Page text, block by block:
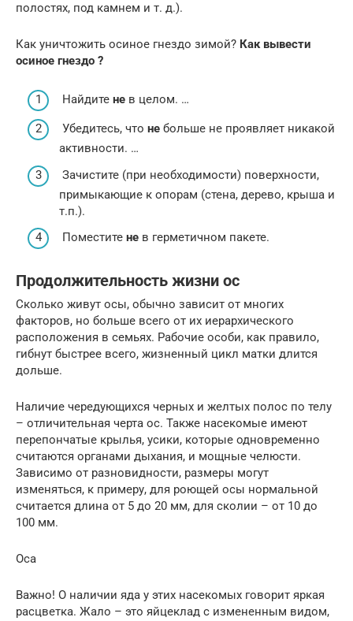
полостях, под камнем и т. д.).
Как уничтожить осиное гнездо зимой? Как вывести
осиное гнездо ?
Найдите не в целом. …
Убедитесь, что не больше не проявляет никакой
активности. …
Зачистите (при необходимости) поверхности,
примыкающие к опорам (стена, дерево, крыша и
т.п.).
Поместите не в герметичном пакете.
Продолжительность жизни ос
Сколько живут осы, обычно зависит от многих
факторов, но больше всего от их иерархического
расположения в семьях. Рабочие особи, как правило,
гибнут быстрее всего, жизненный цикл матки длится
дольше.
Наличие чередующихся черных и желтых полос по телу
– отличительная черта ос. Также насекомые имеют
перепончатые крылья, усики, которые одновременно
считаются органами дыхания, и мощные челюсти.
Зависимо от разновидности, размеры могут
изменяться, к примеру, для роющей осы нормальной
считается длина от 5 до 20 мм, для сколии – от 10 до
100 мм.
Оса
Важно! О наличии яда у этих насекомых говорит яркая
расцветка. Жало – это яйцеклад с измененным видом,